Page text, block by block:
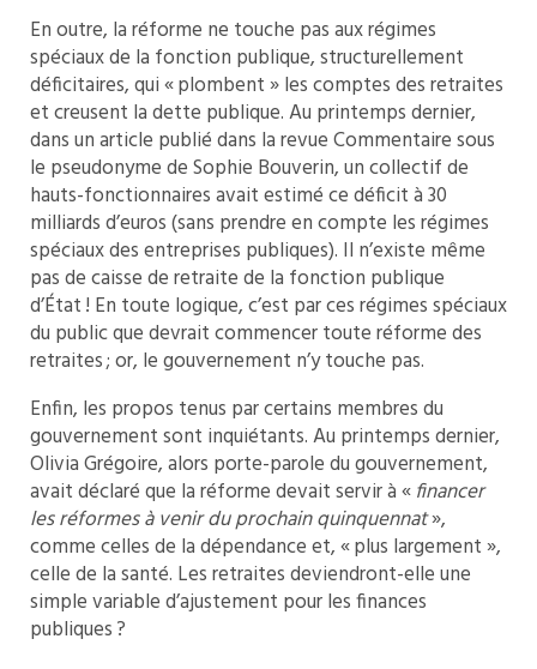
En outre, la réforme ne touche pas aux régimes
spéciaux de la fonction publique, structurellement
déficitaires, qui « plombent » les comptes des retraites
et creusent la dette publique. Au printemps dernier,
dans un article publié dans la revue Commentaire sous
le pseudonyme de Sophie Bouverin, un collectif de
hauts-fonctionnaires avait estimé ce déficit à 30
milliards d’euros (sans prendre en compte les régimes
spéciaux des entreprises publiques). Il n’existe même
pas de caisse de retraite de la fonction publique
d’État ! En toute logique, c’est par ces régimes spéciaux
du public que devrait commencer toute réforme des
retraites ; or, le gouvernement n’y touche pas.
Enfin, les propos tenus par certains membres du
gouvernement sont inquiétants. Au printemps dernier,
Olivia Grégoire, alors porte-parole du gouvernement,
avait déclaré que la réforme devait servir à «financer
les réformes à venir du prochain quinquennat»,
comme celles de la dépendance et, « plus largement »,
celle de la santé. Les retraites deviendront-elle une
simple variable d’ajustement pour les finances
publiques ?